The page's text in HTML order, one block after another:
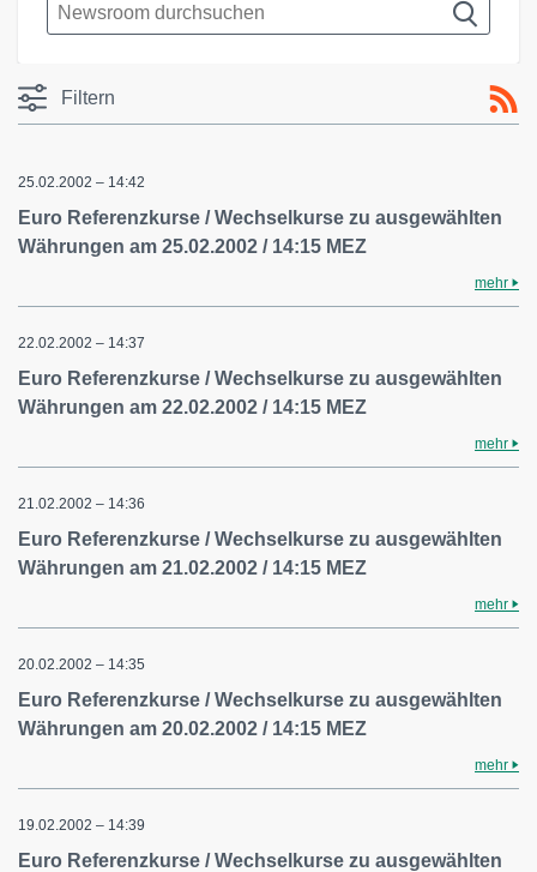
Filtern
25.02.2002 – 14:42
Euro Referenzkurse / Wechselkurse zu ausgewählten
Währungen am 25.02.2002 / 14:15 MEZ
mehr
22.02.2002 – 14:37
Euro Referenzkurse / Wechselkurse zu ausgewählten
Währungen am 22.02.2002 / 14:15 MEZ
mehr
21.02.2002 – 14:36
Euro Referenzkurse / Wechselkurse zu ausgewählten
Währungen am 21.02.2002 / 14:15 MEZ
mehr
20.02.2002 – 14:35
Euro Referenzkurse / Wechselkurse zu ausgewählten
Währungen am 20.02.2002 / 14:15 MEZ
mehr
19.02.2002 – 14:39
Euro Referenzkurse / Wechselkurse zu ausgewählten